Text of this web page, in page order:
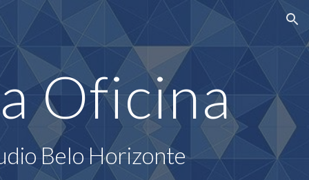
Oficina
Belo Horizonte